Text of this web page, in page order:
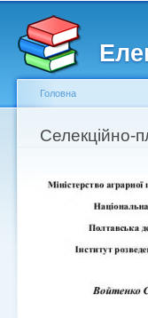
Головне меню
Другорядне
Ви є тут
Головна
Селекційно-